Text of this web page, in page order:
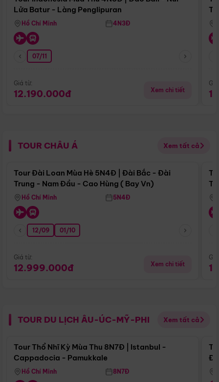
Lửa Batur - Làng Penglipuran
Hồ Chí Minh 4N3Đ
07/11
Giá từ:
12.190.000đ Xem chi tiết
TOUR CHÂU Á Xem tất cả
Điểm nổi bật
Tour Đài Loan Mùa Hè 5N4Đ | Đài Bắc - Đài
Trung - Nam Đầu - Cao Hùng ( Bay Vn)
Hồ Chí Minh 5N4Đ
12/09 01/10
Giá từ:
12.999.000đ Xem chi tiết
TOUR DU LỊCH ÂU-ÚC-MỸ-PHI Xem tất cả
Điểm nổi bật
Tour Thổ Nhĩ Kỳ Mùa Thu 8N7Đ | Istanbul -
Cappadocia - Pamukkale
Hồ Chí Minh 8N7Đ